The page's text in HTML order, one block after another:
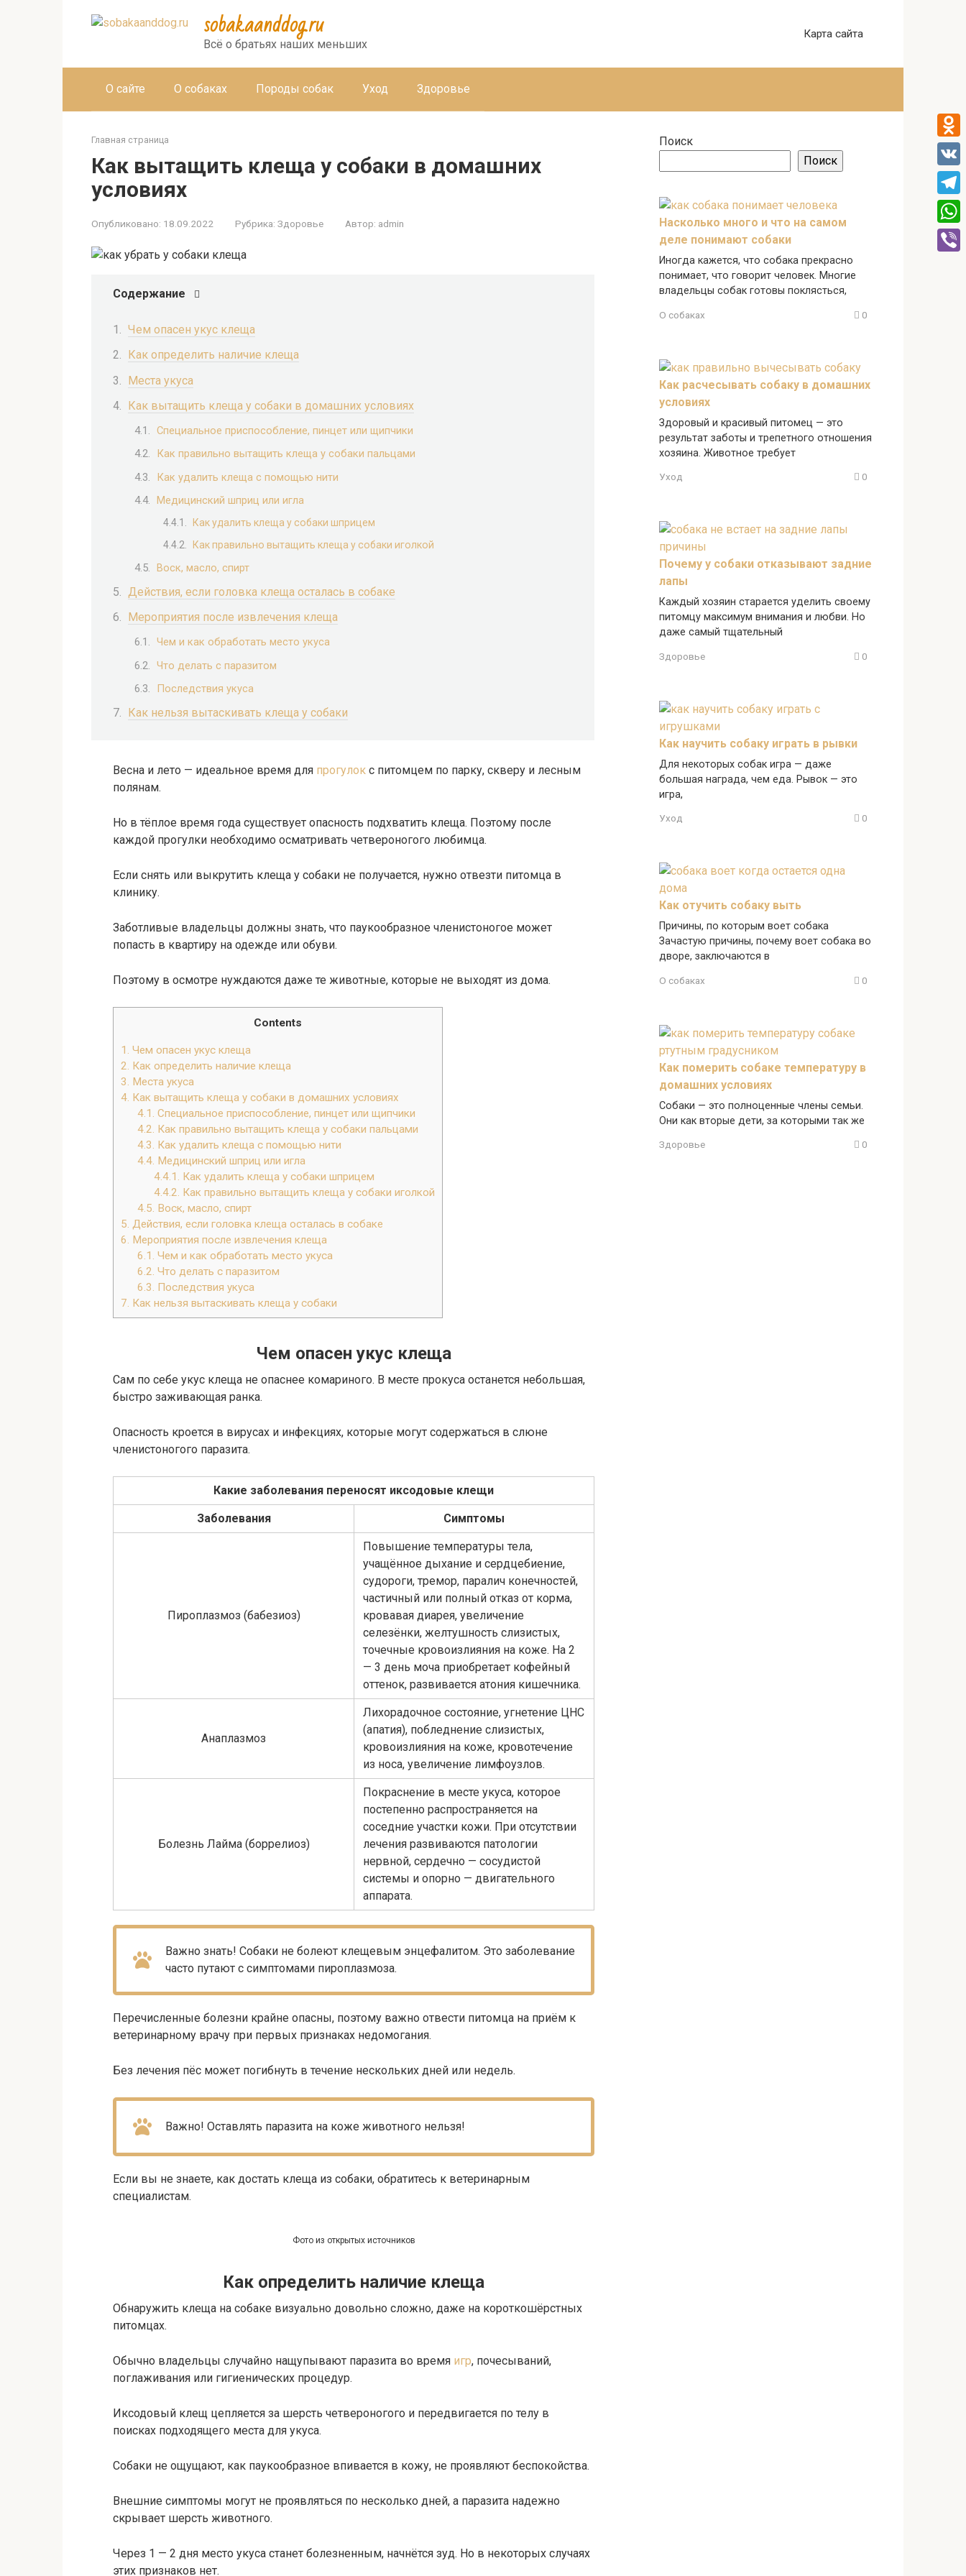
sobakaanddog.ru
Всё о братьях наших меньших
Карта сайта
О сайте О собаках Породы собак Уход Здоровье
Главная страница
Как вытащить клеща у собаки в домашних
условиях
Опубликовано: 18.09.2022 Рубрика: Здоровье Автор: admin
Содержание
Чем опасен укус клеща
Как определить наличие клеща
Места укуса
Как вытащить клеща у собаки в домашних условиях
Специальное приспособление, пинцет или щипчики
Как правильно вытащить клеща у собаки пальцами
Как удалить клеща с помощью нити
Медицинский шприц или игла
Как удалить клеща у собаки шприцем
Как правильно вытащить клеща у собаки иголкой
Воск, масло, спирт
Действия, если головка клеща осталась в собаке
Мероприятия после извлечения клеща
Чем и как обработать место укуса
Что делать с паразитом
Последствия укуса
Как нельзя вытаскивать клеща у собаки
Весна и лето — идеальное время для прогулок с питомцем по парку, скверу и лесным
полянам.
Но в тёплое время года существует опасность подхватить клеща. Поэтому после
каждой прогулки необходимо осматривать четвероногого любимца.
Если снять или выкрутить клеща у собаки не получается, нужно отвезти питомца в
клинику.
Заботливые владельцы должны знать, что паукообразное членистоногое может
попасть в квартиру на одежде или обуви.
Поэтому в осмотре нуждаются даже те животные, которые не выходят из дома.
Contents
1. Чем опасен укус клеща
2. Как определить наличие клеща
3. Места укуса
4. Как вытащить клеща у собаки в домашних условиях
4.1. Специальное приспособление, пинцет или щипчики
4.2. Как правильно вытащить клеща у собаки пальцами
4.3. Как удалить клеща с помощью нити
4.4. Медицинский шприц или игла
4.4.1.
Как удалить клеща у собаки шприцем
4.4.2. Как правильно вытащить клеща у собаки иголкой
4.5. Воск, масло, спирт
5. Действия, если головка клеща осталась в собаке
6. Мероприятия после извлечения клеща
6.1. Чем и как обработать место укуса
6.2. Что делать с паразитом
6.3. Последствия укуса
7. Как нельзя вытаскивать клеща у собаки
Чем опасен укус клеща
Сам по себе укус клеща не опаснее комариного. В месте прокуса останется небольшая,
быстро заживающая ранка.
Опасность кроется в вирусах и инфекциях, которые могут содержаться в слюне
членистоногого паразита.
Какие заболевания переносят иксодовые клещи
Заболевания Симптомы
Пироплазмоз (бабезиоз)
Повышение температуры тела,
учащённое дыхание и сердцебиение,
судороги, тремор, паралич конечностей,
частичный или полный отказ от корма,
кровавая диарея, увеличение
селезёнки, желтушность слизистых,
точечные кровоизлияния на коже. На 2
— 3 день моча приобретает кофейный
оттенок, развивается атония кишечника.
Анаплазмоз
Лихорадочное состояние, угнетение ЦНС
(апатия), побледнение слизистых,
кровоизлияния на коже, кровотечение
из носа, увеличение лимфоузлов.
Болезнь Лайма (боррелиоз)
Покраснение в месте укуса, которое
постепенно распространяется на
соседние участки кожи. При отсутствии
лечения развиваются патологии
нервной, сердечно — сосудистой
системы и опорно — двигательного
аппарата.
Важно знать! Собаки не болеют клещевым энцефалитом. Это заболевание
часто путают с симптомами пироплазмоза.
Перечисленные болезни крайне опасны, поэтому важно отвести питомца на приём к
ветеринарному врачу при первых признаках недомогания.
Без лечения пёс может погибнуть в течение нескольких дней или недель.
Важно! Оставлять паразита на коже животного нельзя!
Если вы не знаете, как достать клеща из собаки, обратитесь к ветеринарным
специалистам.
Фото из открытых источников
Как определить наличие клеща
Обнаружить клеща на собаке визуально довольно сложно, даже на короткошёрстных
питомцах.
Обычно владельцы случайно нащупывают паразита во время игр, почесываний,
поглаживания или гигиенических процедур.
Иксодовый клещ цепляется за шерсть четвероногого и передвигается по телу в
поисках подходящего места для укуса.
Собаки не ощущают, как паукообразное впивается в кожу, не проявляют беспокойства.
Внешние симптомы могут не проявляться по несколько дней, а паразита надежно
скрывает шерсть животного.
Через 1 — 2 дня место укуса станет болезненным, начнётся зуд. Но в некоторых случаях
этих признаков нет.
Поиск
Поиск
Насколько много и что на самом
деле понимают собаки
Иногда кажется, что собака прекрасно
понимает, что говорит человек. Многие
владельцы собак готовы поклясться,
О собаках 0
Как расчесывать собаку в домашних
условиях
Здоровый и красивый питомец — это
результат заботы и трепетного отношения
хозяина. Животное требует
Уход 0
Почему у собаки отказывают задние
лапы
Каждый хозяин старается уделить своему
питомцу максимум внимания и любви. Но
даже самый тщательный
Здоровье 0
Как научить собаку играть в рывки
Для некоторых собак игра — даже
большая награда, чем еда. Рывок — это
игра,
Уход 0
Как отучить собаку выть
Причины, по которым воет собака
Зачастую причины, почему воет собака во
дворе, заключаются в
О собаках 0
Как померить собаке температуру в
домашних условиях
Собаки — это полноценные члены семьи.
Они как вторые дети, за которыми так же
Здоровье 0
VK